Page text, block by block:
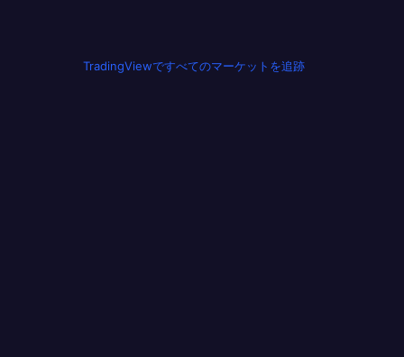
TradingViewですべてのマーケットを追跡